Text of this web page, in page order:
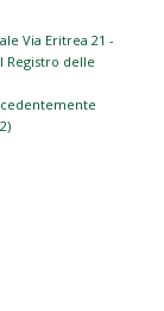
Via Eritrea 21 -
Registro delle